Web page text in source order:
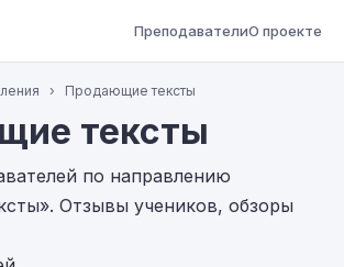
ПреподавателиО проекте
› Продающие тексты
тексты
по направлению
Отзывы учеников, обзоры